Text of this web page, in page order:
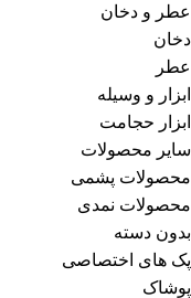
عطر و دخان
دخان
عطر
ابزار و وسیله
ابزار حجامت
سایر محصولات
محصولات پشمی
محصولات نمدی
بدون دسته
پک های اختصاصی
پوشاک